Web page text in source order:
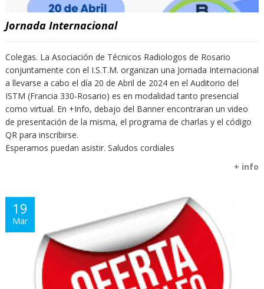
Jornada Internacional
Colegas. La Asociación de Técnicos Radiologos de Rosario
conjuntamente con el I.S.T.M. organizan una Jornada Internacional
a llevarse a cabo el día 20 de Abril de 2024 en el Auditorio del
ISTM (Francia 330-Rosario) es en modalidad tanto presencial
como virtual. En +Info, debajo del Banner encontraran un video
de presentación de la misma, el programa de charlas y el código
QR para inscribirse.
Esperamos puedan asistir. Saludos cordiales
+ info
19
Mar